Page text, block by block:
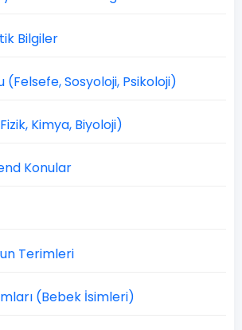
Bilgiler
(Felsefe, Sosyoloji, Psikoloji)
Kimya, Biyoloji)
Konular
Terimleri
(Bebek İsimleri)